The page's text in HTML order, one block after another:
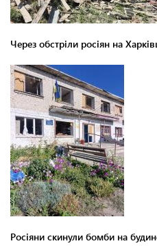
Через обстріли росіян на
Росіяни скинули бомби на